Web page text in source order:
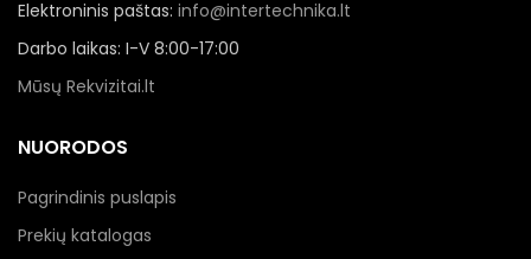
Elektroninis paštas: info@intertechnika.lt
Darbo laikas: I-V 8:00-17:00
Mūsų Rekvizitai.lt
NUORODOS
Pagrindinis puslapis
Prekių katalogas